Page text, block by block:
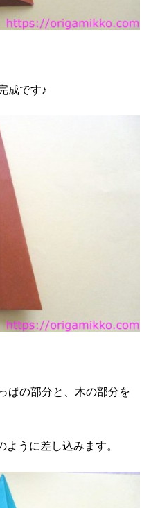
成です♪
ぱの部分と、木の部分を
ように差し込みます。